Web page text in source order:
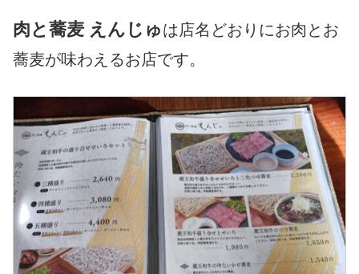
肉と蕎麦 えんじゅは店名どおりにお肉とお
蕎麦が味わえるお店です。